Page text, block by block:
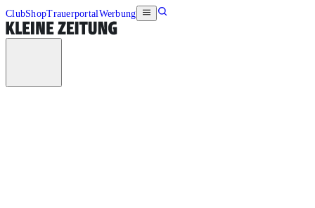
ClubShopTrauerportalWerbung